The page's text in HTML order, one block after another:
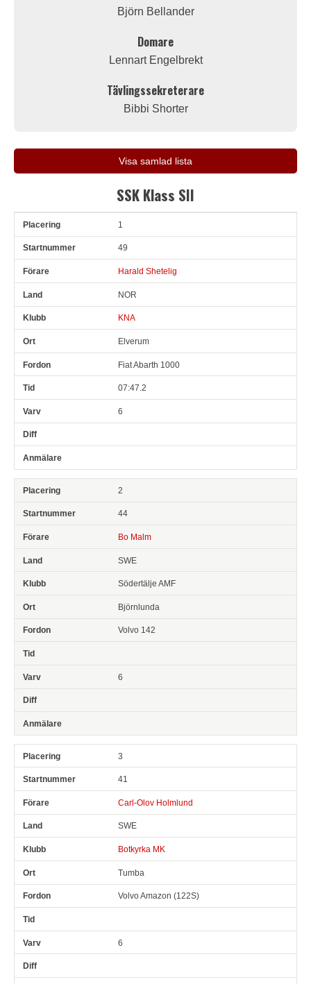
Björn Bellander
Domare
Lennart Engelbrekt
Tävlingssekreterare
Bibbi Shorter
Visa samlad lista
SSK Klass SII
Pl Snr 1
49
Harald Shetelig
NOR
KNA
Elverum
Fiat Abarth 1000
07:47.2
6
2
44
Bo Malm
SWE
Södertälje AMF
Björnlunda
Volvo 142
6
3
41
Carl-Olov Holmlund
SWE
Botkyrka MK
Tumba
Volvo Amazon (122S)
6